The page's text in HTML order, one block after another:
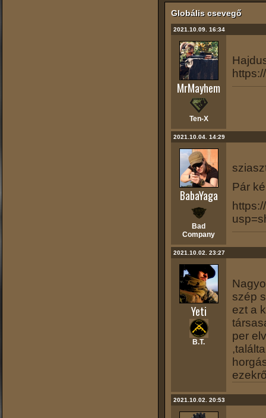
Globális csevegő
2021.10.09. 16:34
MrMayhem
Ten-X
2021.10.04. 14:29
BabaYaga
Bad
Company
Pár
2021.10.02. 23:27
Yeti
B.T.
szép
ezt a
per
2021.10.02. 20:53